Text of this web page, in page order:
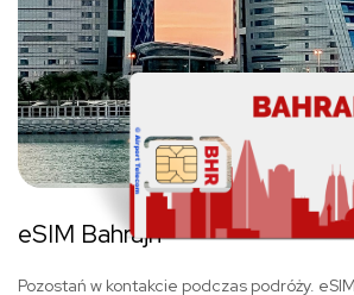
eSIM Bahrajn
Pozostań w kontakcie podczas podróży.